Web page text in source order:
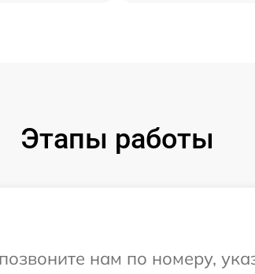
Этапы работы
нам по номеру,